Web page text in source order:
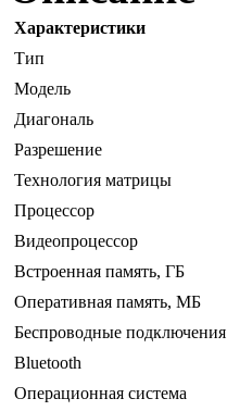
Характеристики
Тип
Модель
Диагональ
Разрешение
Технология матрицы
Процессор
Видеопроцессор
Встроенная память, ГБ
Оперативная память, МБ
Беспроводные подключения
Bluetooth
Операционная система